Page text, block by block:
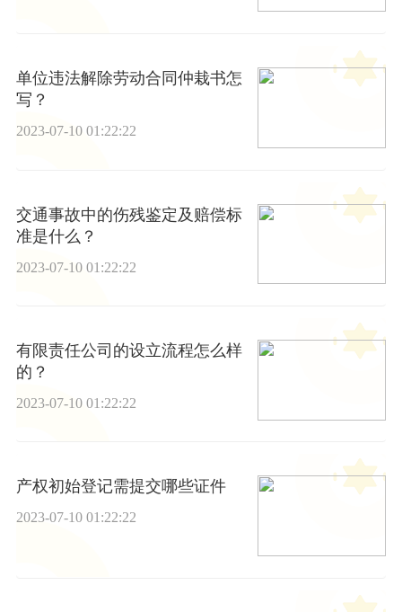
单位违法解除劳动合同仲栽书怎
写？
2023-07-10 01:22:22
交通事故中的伤残鉴定及赔偿标
准是什么？
2023-07-10 01:22:22
有限责任公司的设立流程怎么样
的？
2023-07-10 01:22:22
产权初始登记需提交哪些证件
2023-07-10 01:22:22